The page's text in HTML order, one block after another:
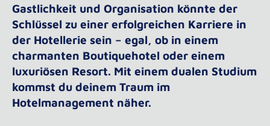
Gastlichkeit und Organisation könnte der
Schlüssel zu einer erfolgreichen Karriere in
der Hotellerie sein – egal, ob in einem
charmanten Boutiquehotel oder einem
luxuriösen Resort. Mit einem dualen Studium
kommst du deinem Traum im
Hotelmanagement näher.